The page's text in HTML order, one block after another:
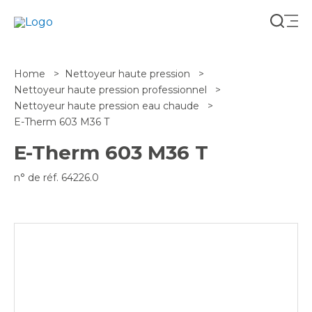
Home
Nettoyeur haute pression
Nettoyeur haute pression professionnel
Nettoyeur haute pression eau chaude
E-Therm 603 M36 T
E-Therm 603 M36 T
n° de réf. 64226.0